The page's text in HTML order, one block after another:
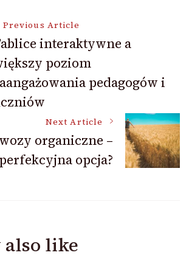
Previous Article
interaktywne a
poziom
pedagogów i
Next Article
organiczne –
perfekcyjna opcja?
also like